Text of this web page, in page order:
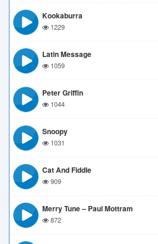
Kookaburra
1229
Latin Message
1059
Peter Griffin
1044
Snoopy
1031
Cat And Fiddle
909
Merry Tune – Paul Mottram
872